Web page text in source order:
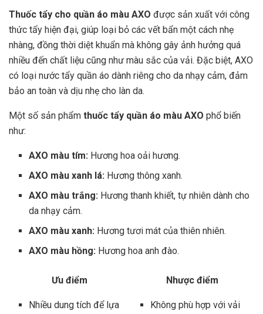
Thuốc tẩy cho quần áo màu AXO được sản xuất với công
thức tẩy hiện đại, giúp loại bỏ các vết bẩn một cách nhẹ
nhàng, đồng thời diệt khuẩn mà không gây ảnh hưởng quá
nhiều đến chất liệu cũng như màu sắc của vải. Đặc biệt, AXO
có loại nước tẩy quần áo dành riêng cho da nhạy cảm, đảm
bảo an toàn và dịu nhẹ cho làn da.
Một số sản phẩm thuốc tẩy quần áo màu AXO phổ biến
như:
AXO màu tím: Hương hoa oải hương.
AXO màu xanh lá: Hương thông xanh.
AXO màu trắng: Hương thanh khiết, tự nhiên dành cho
da nhạy cảm.
AXO màu xanh: Hương tươi mát của thiên nhiên.
AXO màu hồng: Hương hoa anh đào.
Ưu điểm Nhược điểm
Nhiều dung tích để lựa
Không phù hợp với vải